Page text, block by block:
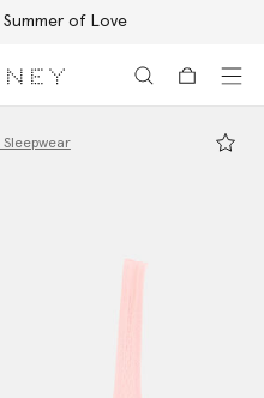
of Love
Sleepwear